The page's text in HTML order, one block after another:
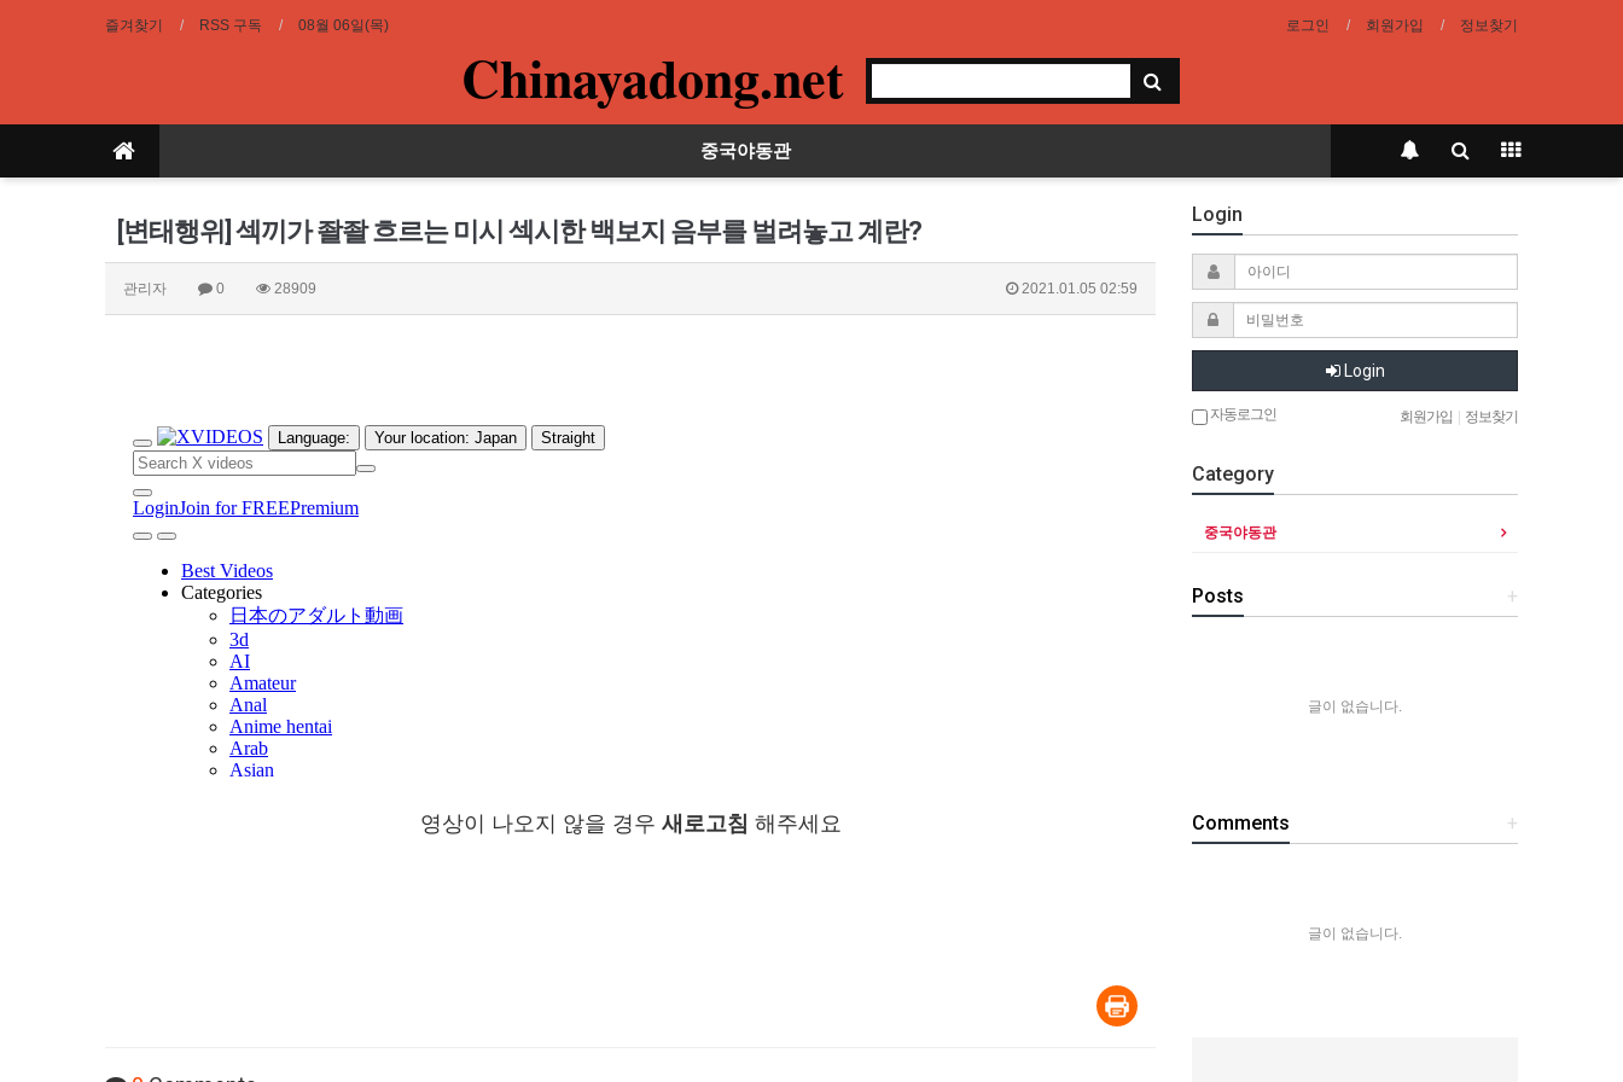
즐겨찾기 RSS 구독 08월 06일(목) 로그인 회원가입 정보찾기
Chinayadong.net
중국야동관
[변태행위] 섹끼가 좔좔 흐르는 미시 섹시한 백보지 음부를 벌려놓고 계란?
관리자 0 28909 2021.01.05 02:59
영상이 나오지 않을 경우 새로고침 해주세요
Login
Login
자동로그인 회원가입 정보찾기
Category
중국야동관
+
Posts
글이 없습니다.
+
Comments
글이 없습니다.